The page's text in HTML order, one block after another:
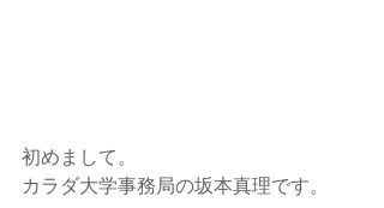
初めまして。
カラダ大学事務局の坂本真理です。